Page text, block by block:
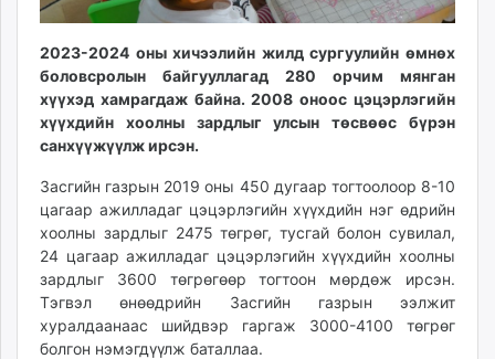
ergelt.mn
today.mn
mminfo.mn
ugluu.mn
asu.mn
shudarga.mn
shuurhai.mn
unuudur.mn
isee.mn
2023-2024 оны хичээлийн жилд сургуулийн өмнөх
боловсролын байгууллагад 280 орчим мянган
хүүхэд хамрагдаж байна. 2008 оноос цэцэрлэгийн
хүүхдийн хоолны зардлыг улсын төсвөөс бүрэн
санхүүжүүлж ирсэн.
Засгийн газрын 2019 оны 450 дугаар тогтоолоор 8-10
цагаар ажилладаг цэцэрлэгийн хүүхдийн нэг өдрийн
хоолны зардлыг 2475 төгрөг, тусгай болон сувилал,
24 цагаар ажилладаг цэцэрлэгийн хүүхдийн хоолны
зардлыг 3600 төгрөгөөр тогтоон мөрдөж ирсэн.
Тэгвэл өнөөдрийн Засгийн газрын ээлжит
хуралдаанаас шийдвэр гаргаж 3000-4100 төгрөг
болгон нэмэгдүүлж баталлаа.